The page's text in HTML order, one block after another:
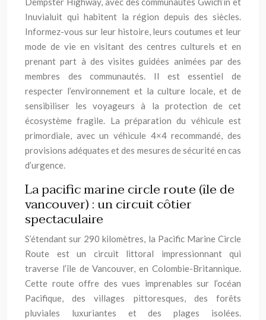
Inuvialuit qui habitent la région depuis des siècles.
Informez-vous sur leur histoire, leurs coutumes et leur
mode de vie en visitant des centres culturels et en
prenant part à des visites guidées animées par des
membres des communautés. Il est essentiel de
respecter l’environnement et la culture locale, et de
sensibiliser les voyageurs à la protection de cet
écosystème fragile. La préparation du véhicule est
primordiale, avec un véhicule 4×4 recommandé, des
provisions adéquates et des mesures de sécurité en cas
d’urgence.
La pacific marine circle route (île de
vancouver) : un circuit côtier
spectaculaire
S’étendant sur 290 kilomètres, la Pacific Marine Circle
Route est un circuit littoral impressionnant qui
traverse l’île de Vancouver, en Colombie-Britannique.
Cette route offre des vues imprenables sur l’océan
Pacifique, des villages pittoresques, des forêts
pluviales luxuriantes et des plages isolées.